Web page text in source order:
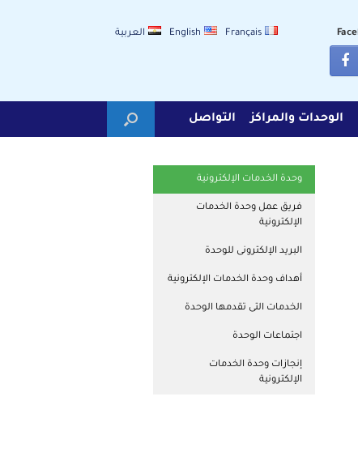
العربية English Français
الوحدات والمراكز التواصل
وحدة الخدمات الإلكترونية
فريق عمل وحدة الخدمات
الإلكترونية
البريد الإلكترونى للوحدة
أهداف وحدة الخدمات الإلكترونية
الخدمات التى تقدمها الوحدة
اجتماعات الوحدة
إنجازات وحدة الخدمات
الإلكترونية